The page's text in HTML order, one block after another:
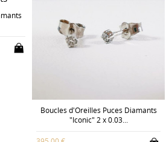
Boucles d'Oreilles Puces Diamants
"Iconic" 2 x 0.03...